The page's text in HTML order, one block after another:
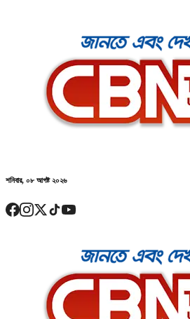
শনিবার, ০৮ আগষ্ট ২০২৬